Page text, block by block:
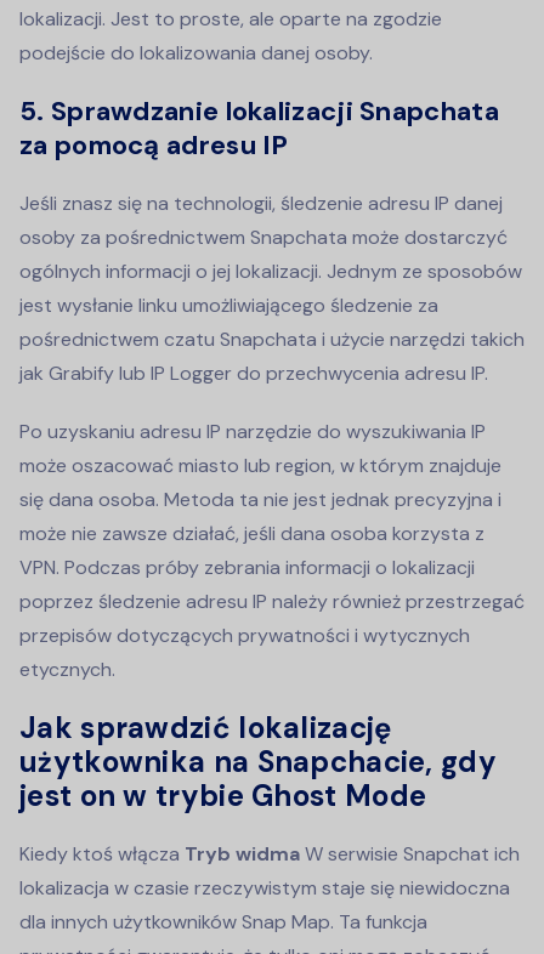
lokalizacji. Jest to proste, ale oparte na zgodzie
podejście do lokalizowania danej osoby.
5. Sprawdzanie lokalizacji Snapchata
za pomocą adresu IP
Jeśli znasz się na technologii, śledzenie adresu IP danej
osoby za pośrednictwem Snapchata może dostarczyć
ogólnych informacji o jej lokalizacji. Jednym ze sposobów
jest wysłanie linku umożliwiającego śledzenie za
pośrednictwem czatu Snapchata i użycie narzędzi takich
jak Grabify lub IP Logger do przechwycenia adresu IP.
Po uzyskaniu adresu IP narzędzie do wyszukiwania IP
może oszacować miasto lub region, w którym znajduje
się dana osoba. Metoda ta nie jest jednak precyzyjna i
może nie zawsze działać, jeśli dana osoba korzysta z
VPN. Podczas próby zebrania informacji o lokalizacji
poprzez śledzenie adresu IP należy również przestrzegać
przepisów dotyczących prywatności i wytycznych
etycznych.
Jak sprawdzić lokalizację
użytkownika na Snapchacie, gdy
jest on w trybie Ghost Mode
Kiedy ktoś włącza Tryb widmaW serwisie Snapchat ich
lokalizacja w czasie rzeczywistym staje się niewidoczna
dla innych użytkowników Snap Map. Ta funkcja